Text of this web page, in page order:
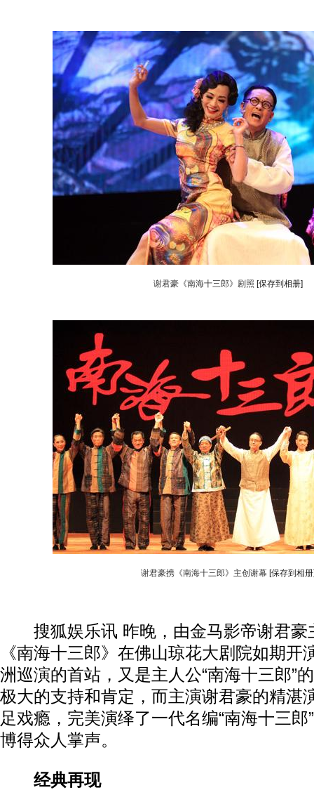
谢君豪《南海十三郎》剧照 [保存到相册]
谢君豪携《南海十三郎》主创谢幕 [保存到相
搜狐娱乐讯 昨晚，由金马影帝谢君豪
《南海十三郎》在佛山琼花大剧院如期开
洲巡演的首站，又是主人公“南海十三郎”
极大的支持和肯定，而主演谢君豪的精湛
足戏瘾，完美演绎了一代名编“南海十三
博得众人掌声。
经典再现